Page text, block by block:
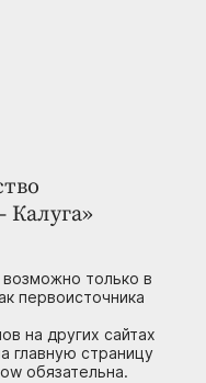
Калуга»
только в
первоисточника
на других сайтах
главную страницу
обязательна.